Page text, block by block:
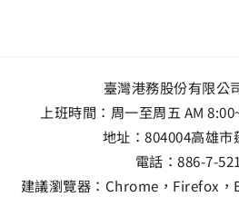
臺灣港務股份有限公
上班時間：周一至周五 AM
地址： 804004高雄市
電話： 886-7-
建議瀏覽器：Chrome，Firefox